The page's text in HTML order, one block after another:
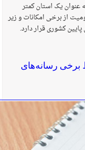
عنوان یک استان کمتر
از برخی امکانات و زیر
کشوری قرار دارد.
رسانه‌های